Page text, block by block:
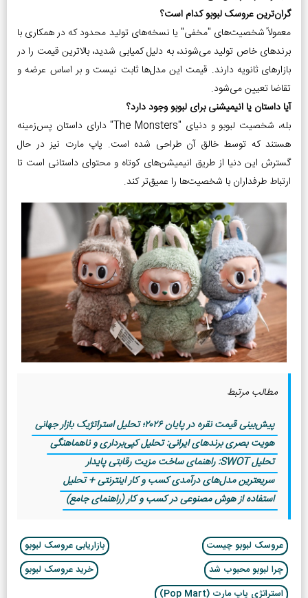
گران‌ترین عروسک لبوبو کدام است؟
معمولاً شخصیت‌های "مخفی" یا نسخه‌های تولید محدود که در همکاری با
برندهای خاص تولید می‌شوند، به دلیل کمیابی شدید، بالاترین قیمت را در
بازارهای ثانویه دارند. قیمت این مدل‌ها ثابت نیست و بر اساس عرضه و
تقاضا تعیین می‌شود.
آیا داستان یا انیمیشنی برای لبوبو وجود دارد؟
بله، شخصیت لبوبو و دنیای "The Monsters" دارای داستان پس‌زمینه
هستند که توسط خالق آن طراحی شده است. پاپ مارت نیز در حال
گسترش این دنیا از طریق انیمیشن‌های کوتاه و محتوای داستانی است تا
ارتباط طرفداران با شخصیت‌ها را عمیق‌تر کند.
مطالب مرتبط
پیش‌بینی قیمت نقره در پایان ۲۰۲۶؛ تحلیل استراتژیک بازار جهانی
هویت بصری برندهای ایرانی: تحلیل کپی‌برداری و ناهماهنگی
تحلیل SWOT: راهنمای ساخت مزیت رقابتی پایدار
سریعترین مدل‌های درآمدی کسب و کار اینترنتی + تحلیل
استفاده از هوش مصنوعی در کسب و کار (راهنمای جامع)
عروسک لبوبو چیست
بازاریابی عروسک لبوبو
چرا لبوبو محبوب شد
خرید عروسک لبوبو
استراتژی پاپ مارت (Pop Mart)